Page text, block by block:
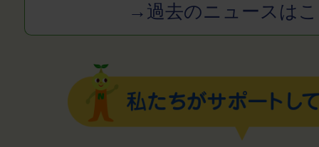
→過去のニュースは